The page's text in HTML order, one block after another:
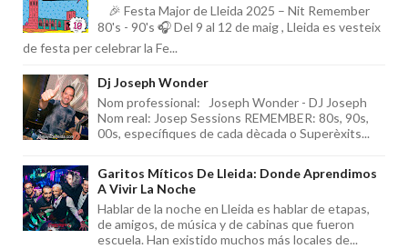
🎉 Festa Major de Lleida 2025 – Nit Remember
80's - 90's 🎧 Del 9 al 12 de maig , Lleida es vesteix
de festa per celebrar la Fe...
Dj Joseph Wonder
Nom professional: Joseph Wonder - DJ Joseph
Nom real: Josep Sessions REMEMBER: 80s, 90s,
00s, específiques de cada dècada o Superèxits...
Garitos Míticos De Lleida: Donde Aprendimos
A Vivir La Noche
Hablar de la noche en Lleida es hablar de etapas,
de amigos, de música y de cabinas que fueron
escuela. Han existido muchos más locales de...